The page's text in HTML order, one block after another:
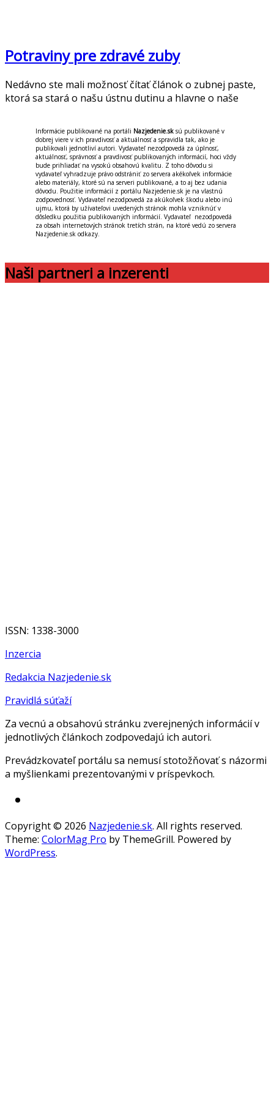
Potraviny pre zdravé zuby
Nedávno ste mali možnosť čítať článok o zubnej paste,
ktorá sa stará o našu ústnu dutinu a hlavne o naše
Informácie publikované na portáli Nazjedenie.sk sú publikované v
dobrej viere v ich pravdivosť a aktuálnosť a spravidla tak, ako je
publikovali jednotliví autori. Vydavateľ nezodpovedá za úplnosť,
aktuálnosť, správnosť a pravdivosť publikovaných informácií, hoci vždy
bude prihliadať na vysokú obsahovú kvalitu. Z toho dôvodu si
vydavateľ vyhradzuje právo odstrániť zo servera akékoľvek informácie
alebo materiály, ktoré sú na serveri publikované, a to aj bez udania
dôvodu. Použitie informácií z portálu Nazjedenie.sk je na vlastnú
zodpovednosť. Vydavateľ nezodpovedá za akúkoľvek škodu alebo inú
ujmu, ktorá by užívateľovi uvedených stránok mohla vzniknúť v
dôsledku použitia publikovaných informácií. Vydavateľ nezodpovedá
za obsah internetových stránok tretích strán, na ktoré vedú zo servera
Nazjedenie.sk odkazy.
Naši partneri a inzerenti
ISSN: 1338-3000
Inzercia
Redakcia Nazjedenie.sk
Pravidlá súťaží
Za vecnú a obsahovú stránku zverejnených informácií v
jednotlivých článkoch zodpovedajú ich autori.
Prevádzkovateľ portálu sa nemusí stotožňovať s názormi
a myšlienkami prezentovanými v príspevkoch.
Copyright © 2026 Nazjedenie.sk. All rights reserved.
Theme: ColorMag Pro by ThemeGrill. Powered by
WordPress.